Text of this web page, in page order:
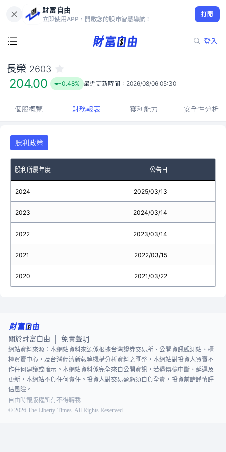
財富自由
立即使用APP，開啟您的股市智慧導航！
打開
登入
204.00
-0.48%
長榮 2603
204.00 -0.48% 最近更新時間： 2026/08/06 05:30
個股概覽 財務報表 獲利能力 安全性分析
股利政策
股利所屬年度 公告日
2024
2023
2022
2021
2020
2025/03/13
2024/03/14
2023/03/14
2022/03/15
2021/03/22
關於財富自由 免責聲明
網站資料來源：本網站資料來源係根據台灣證券交易所、公開資訊觀測站、櫃
檯買賣中心，及台灣經濟新報等機構分析資料之匯整，本網站對投資人買賣不
作任何建議或暗示。本網站資料係完全來自公開資訊，若遇傳輸中斷、延遲及
更新，本網站不負任何責任。投資人對交易盈虧須自負全責，投資前請謹慎評
估風險。
自由時報版權所有不得轉載
© 2026 The Liberty Times. All Rights Reserved.